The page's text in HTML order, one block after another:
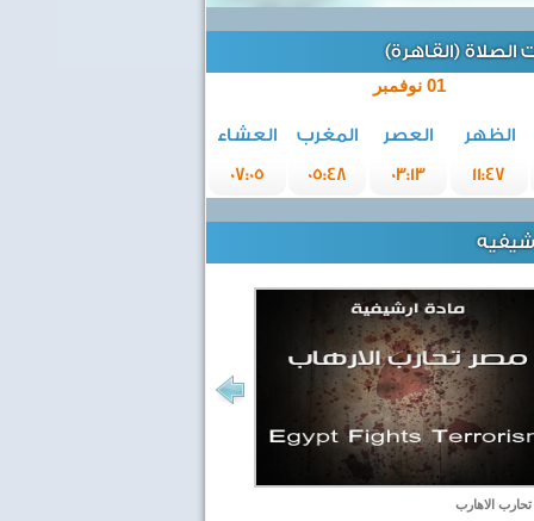
الصلاة (القاهرة)
01 نوفمبر
الظهر العصر المغرب
العشاء
11:47
03:13
05:48
07:05
الاهارب